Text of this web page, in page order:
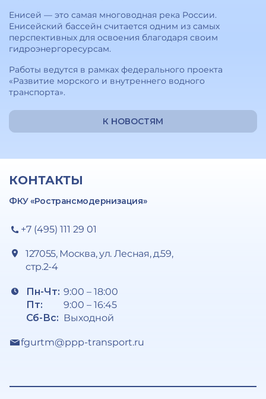
Енисей — это самая многоводная река России.
Енисейский бассейн считается одним из самых
перспективных для освоения благодаря своим
гидроэнергоресурсам.
Работы ведутся в рамках федерального проекта
«Развитие морского и внутреннего водного
транспорта».
К НОВОСТЯМ
КОНТАКТЫ
ФКУ «Ространсмодернизация»
+7 (495) 111 29 01
127055, Москва, ул. Лесная, д.59,
стр.2-4
Пн-Чт:
Пт:
Сб-Вс:
9:00 – 18:00
9:00 – 16:45
Выходной
fgurtm@ppp-transport.ru